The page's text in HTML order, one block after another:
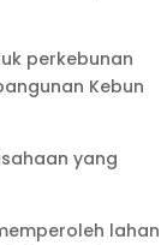
perkebunan
Kebun
yang
lahan